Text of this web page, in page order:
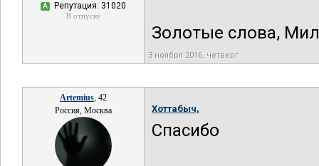
А Репутация: 31020
В отпуске
Золотые слова,
3 ноября 2016, четверг
Artemius, 42
Россия, Москва
Хоттабыч,
Спасибо